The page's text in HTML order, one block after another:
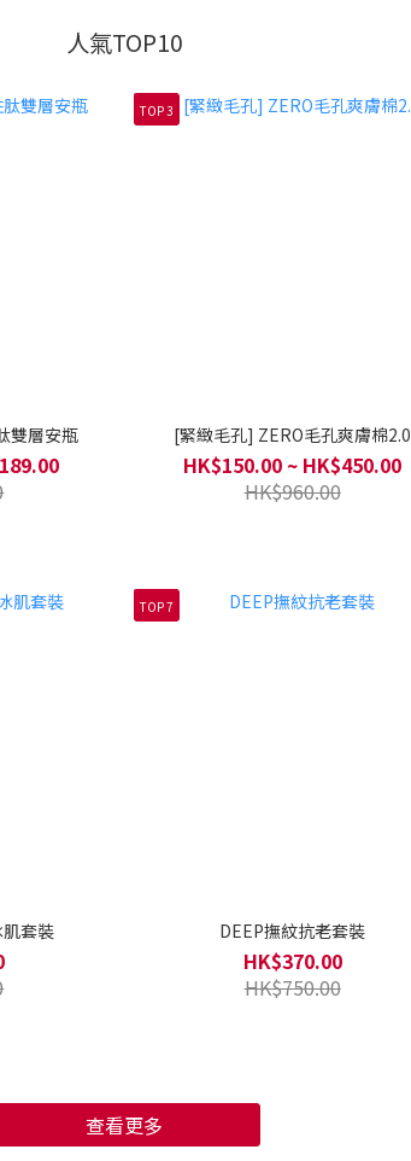
人氣TOP10
雙層安瓶
TOP 3
[緊緻毛孔] ZERO毛孔爽膚棉2.0
HK$150.00 ~ HK$450.00
HK$960.00
套裝
TOP 7
DEEP撫紋抗老套裝
HK$370.00
HK$750.00
查看更多